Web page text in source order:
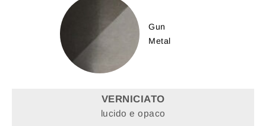
Gun
Metal
VERNICIATO
lucido e opaco